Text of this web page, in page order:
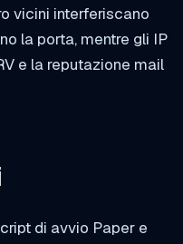
vicini interferiscano
la porta, mentre gli IP
e la reputazione mail
di avvio Paper e